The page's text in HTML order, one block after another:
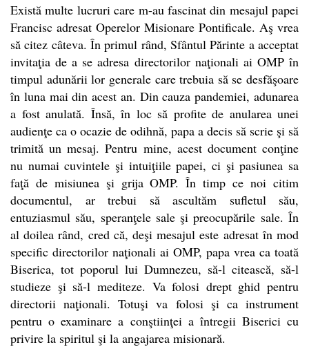
Există multe lucruri care m-au fascinat din mesajul papei
Francisc adresat Operelor Misionare Pontificale. Aş vrea
să citez câteva. În primul rând, Sfântul Părinte a acceptat
invitaţia de a se adresa directorilor naţionali ai OMP în
timpul adunării lor generale care trebuia să se desfăşoare
în luna mai din acest an. Din cauza pandemiei, adunarea
a fost anulată. Însă, în loc să profite de anularea unei
audienţe ca o ocazie de odihnă, papa a decis să scrie şi să
trimită un mesaj. Pentru mine, acest document conţine
nu numai cuvintele şi intuiţiile papei, ci şi pasiunea sa
faţă de misiunea şi grija OMP. În timp ce noi citim
documentul, ar trebui să ascultăm sufletul său,
entuziasmul său, speranţele sale şi preocupările sale. În
al doilea rând, cred că, deşi mesajul este adresat în mod
specific directorilor naţionali ai OMP, papa vrea ca toată
Biserica, tot poporul lui Dumnezeu, să-l citească, să-l
studieze şi să-l mediteze. Va folosi drept ghid pentru
directorii naţionali. Totuşi va folosi şi ca instrument
pentru o examinare a conştiinţei a întregii Biserici cu
privire la spiritul şi la angajarea misionară.